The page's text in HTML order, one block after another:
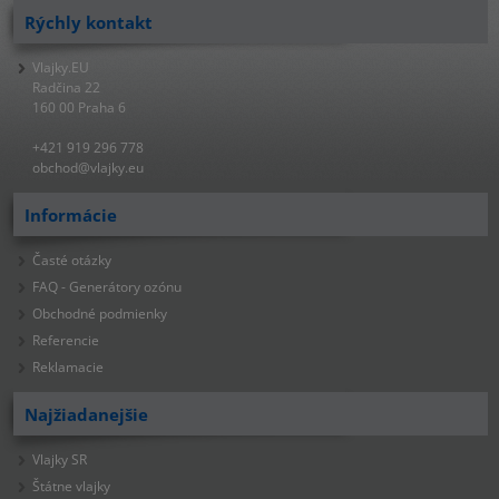
Rýchly kontakt
Vlajky.EU
Radčina 22
160 00 Praha 6
+421 919 296 778
obchod@vlajky.eu
Informácie
Časté otázky
FAQ - Generátory ozónu
Obchodné podmienky
Referencie
Reklamacie
Najžiadanejšie
Vlajky SR
Štátne vlajky